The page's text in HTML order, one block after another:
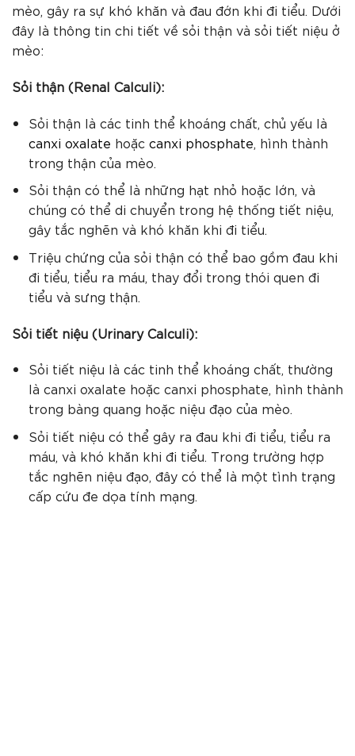
mèo, gây ra sự khó khăn và đau đớn khi đi tiểu. Dưới
đây là thông tin chi tiết về sỏi thận và sỏi tiết niệu ở
mèo:
Sỏi thận (Renal Calculi):
Sỏi thận là các tinh thể khoáng chất, chủ yếu là
canxi oxalate hoặc canxi phosphate , hình thành
trong thận của mèo.
Sỏi thận có thể là những hạt nhỏ hoặc lớn, và
chúng có thể di chuyển trong hệ thống tiết niệu,
gây tắc nghẽn và khó khăn khi đi tiểu.
Triệu chứng của sỏi thận có thể bao gồm đau khi
đi tiểu, tiểu ra máu, thay đổi trong thói quen đi
tiểu và sưng thận.
Sỏi tiết niệu (Urinary Calculi):
Sỏi tiết niệu là các tinh thể khoáng chất, thường
là canxi oxalate hoặc canxi phosphate, hình thành
trong bàng quang hoặc niệu đạo của mèo.
Sỏi tiết niệu có thể gây ra đau khi đi tiểu, tiểu ra
máu, và khó khăn khi đi tiểu. Trong trường hợp
tắc nghẽn niệu đạo, đây có thể là một tình trạng
cấp cứu đe dọa tính mạng.